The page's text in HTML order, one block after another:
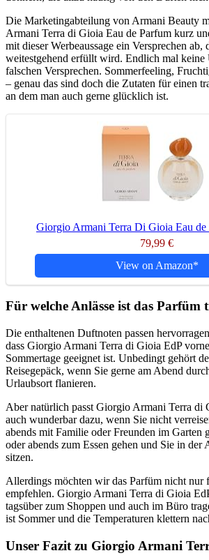
Die Marketingabteilung von Armani Beauty
Armani Terra di Gioia Eau de Parfum kurz
mit dieser Werbeaussage ein Versprechen ab,
weitestgehend erfüllt wird. Endlich mal keine
falschen Versprechen. Sommerfeeling,
– genau das sind doch die Zutaten für einen
an dem man auch gerne glücklich ist.
Giorgio Armani Terra Di Gioia Eau de
79,99 €
View on Amazon
Für welche Anlässe ist das Parfüm
Die enthaltenen Duftnoten passen
dass Giorgio Armani Terra di Gioia EdP
Sommertage geeignet ist. Unbedingt gehört
Reisegepäck, wenn Sie gerne am Abend
Urlaubsort flanieren.
Aber natürlich passt Giorgio Armani Terra di
auch wunderbar dazu, wenn Sie nicht
abends mit Familie oder Freunden im Garten
oder abends zum Essen gehen und Sie in der
sitzen.
Allerdings möchten wir das Parfüm nicht nur
empfehlen. Giorgio Armani Terra di Gioia
tagsüber zum Shoppen und auch im Büro
ist Sommer und die Temperaturen klettern
Unser Fazit zu Giorgio Armani